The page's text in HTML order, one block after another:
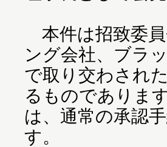
本件は招致委
ング会社、ブラ
で取り交わされ
るものでありま
は、通常の承認
す。